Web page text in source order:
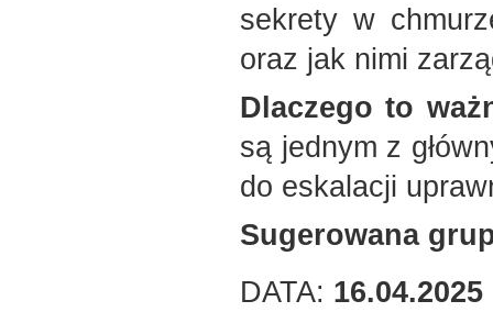
sekrety w
oraz jak nimi
Dlaczego to
są jednym z
do eskalacji
Sugerowana
DATA: 16.04.2025